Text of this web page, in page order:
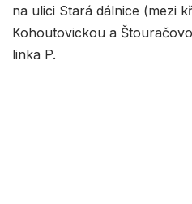
na ulici Stará dálnice (mezi
Kohoutovickou a
linka P.